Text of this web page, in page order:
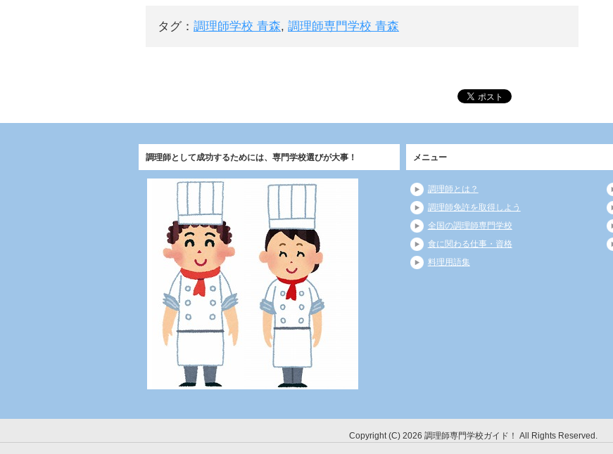
タグ： 調理師学校 青森, 調理師専門学校 青森
調理師として成功するためには、専門学校選びが大事！ メニュー
調理師とは？
調理師免許を取得しよう
全国の調理師専門学校
食に関わる仕事・資格
料理用語集
Copyright (C) 2026 調理師専門学校ガイド！ All Rights Reserved.